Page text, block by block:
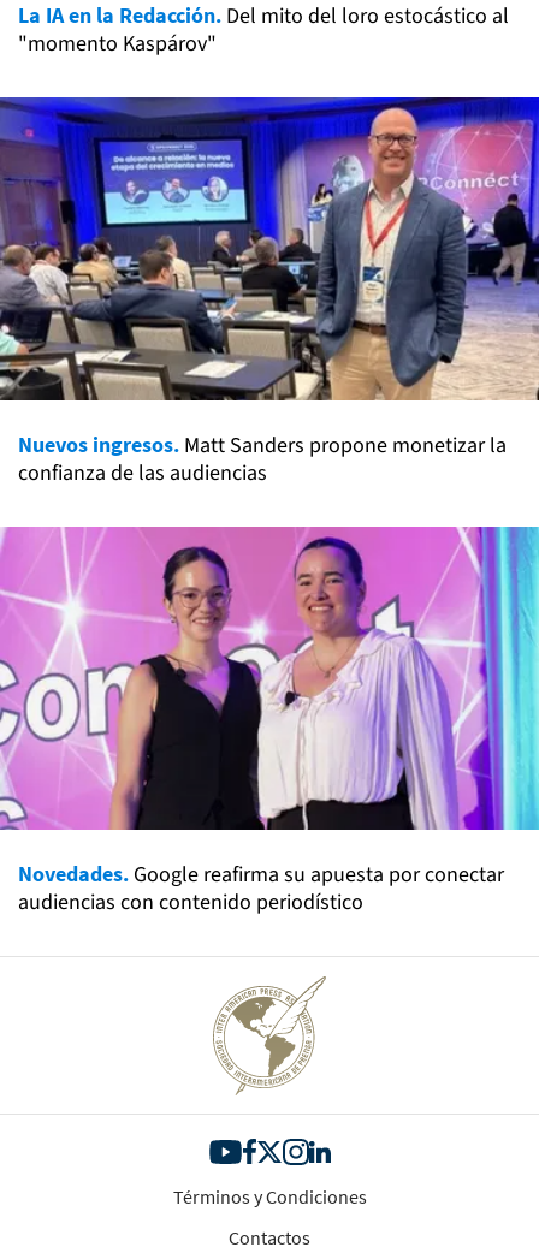
La IA en la Redacción. Del mito del loro estocástico al
"momento Kaspárov"
Nuevos ingresos. Matt Sanders propone monetizar la
confianza de las audiencias
Novedades. Google reafirma su apuesta por conectar
audiencias con contenido periodístico
Términos y Condiciones
Contactos